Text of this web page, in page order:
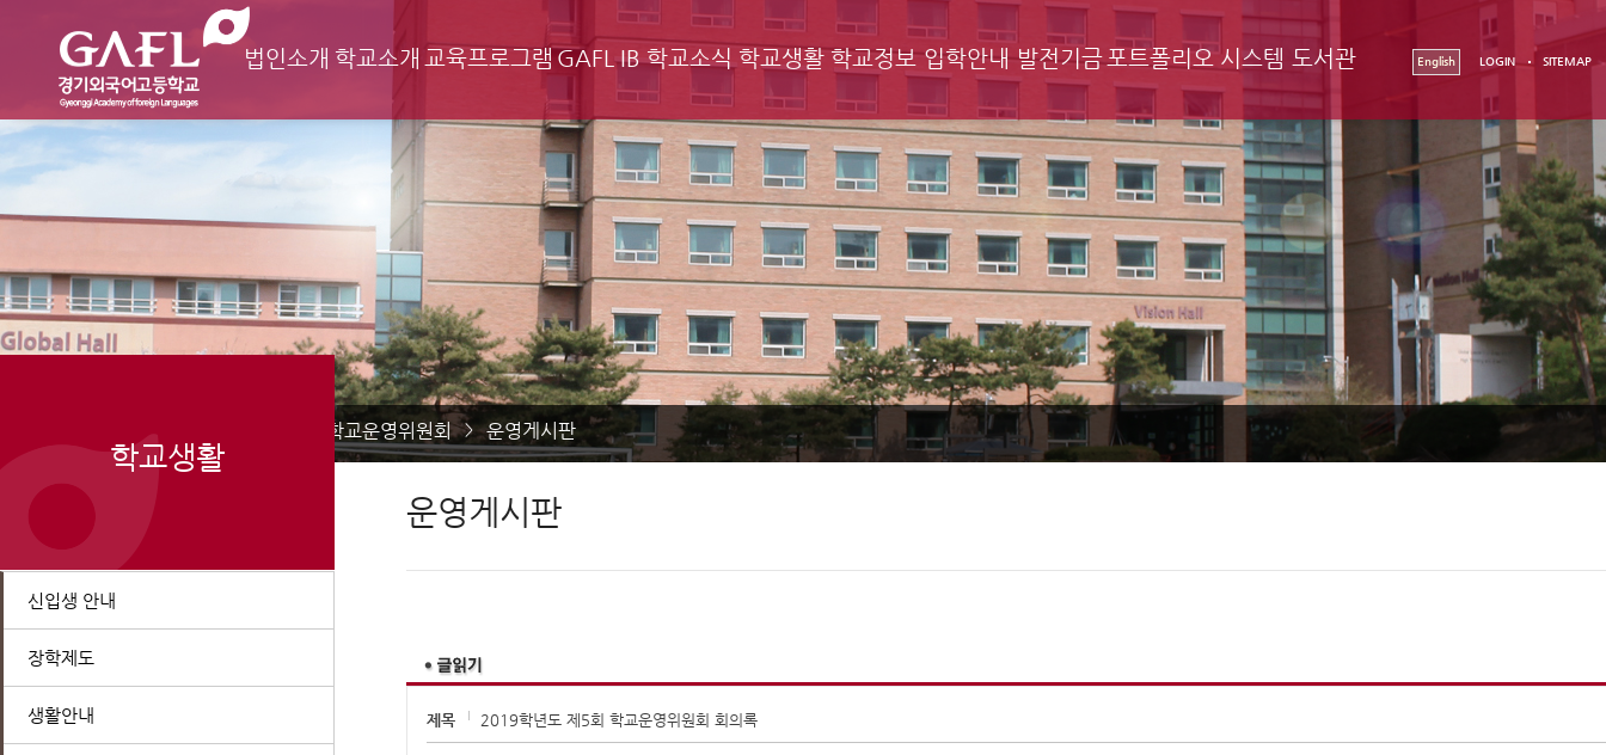
English LOGIN SITEMAP
법인소개 학교소개 교육프로그램 GAFL IB 학교소식 학교생활 학교정보 입학안내 발전기금포트폴리오 시스템 도서관
Home 학교운영위원회 > 운영게시판
학교생활
신입생 안내
장학제도
생활안내
운영게시판
제목 2019학년도 제5회 학교운영위원회 회의록